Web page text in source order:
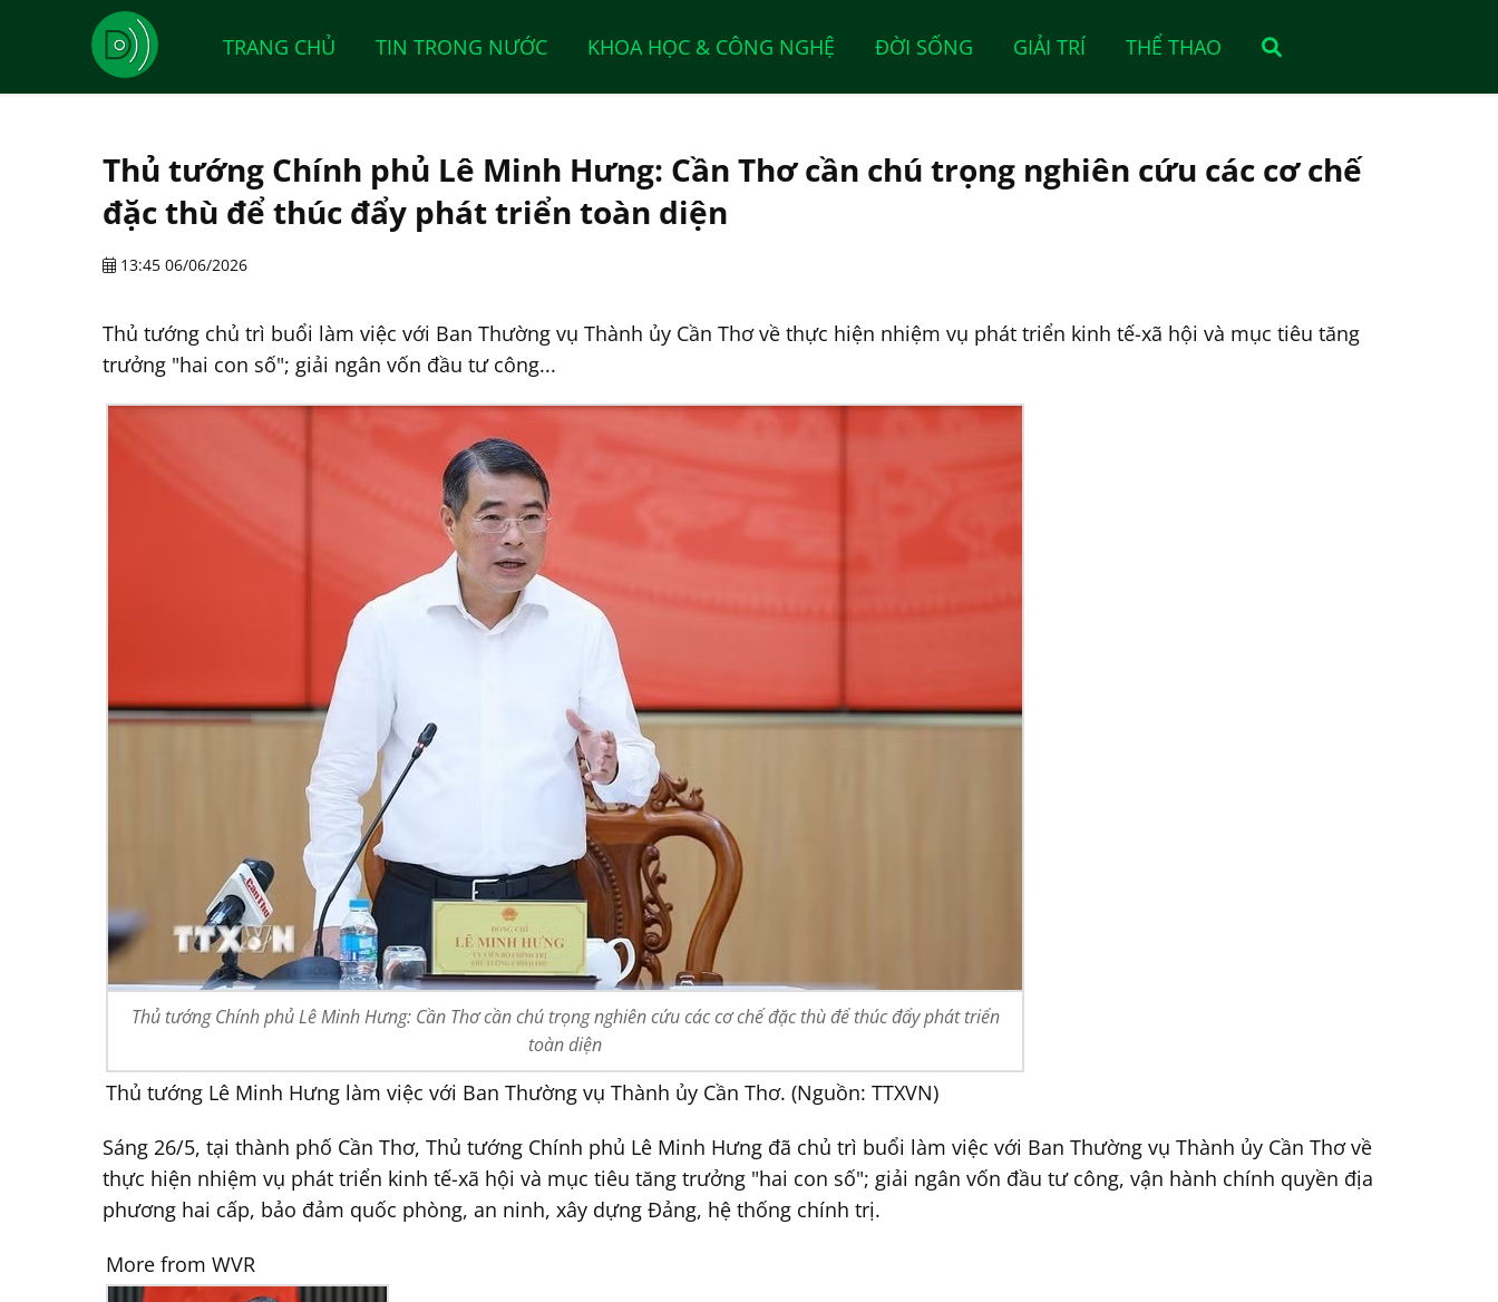
TRANG CHỦ TIN TRONG NƯỚC KHOA HỌC & CÔNG NGHỆ ĐỜI SỐNG GIẢI TRÍ THỂ THAO
Thủ tướng Chính phủ Lê Minh Hưng: Cần Thơ cần chú trọng nghiên cứu các cơ chế
đặc thù để thúc đẩy phát triển toàn diện
13:45 06/06/2026
Thủ tướng chủ trì buổi làm việc với Ban Thường vụ Thành ủy Cần Thơ về thực hiện nhiệm vụ phát triển kinh tế-xã hội và mục tiêu tăng
trưởng "hai con số"; giải ngân vốn đầu tư công...
Thủ tướng Chính phủ Lê Minh Hưng: Cần Thơ cần chú trọng nghiên cứu các cơ chế đặc thù để thúc đẩy phát triển
toàn diện
Thủ tướng Lê Minh Hưng làm việc với Ban Thường vụ Thành ủy Cần Thơ. (Nguồn: TTXVN)
Sáng 26/5, tại thành phố Cần Thơ, Thủ tướng Chính phủ Lê Minh Hưng đã chủ trì buổi làm việc với Ban Thường vụ Thành ủy Cần Thơ về
thực hiện nhiệm vụ phát triển kinh tế-xã hội và mục tiêu tăng trưởng "hai con số"; giải ngân vốn đầu tư công, vận hành chính quyền địa
phương hai cấp, bảo đảm quốc phòng, an ninh, xây dựng Đảng, hệ thống chính trị.
More from WVR